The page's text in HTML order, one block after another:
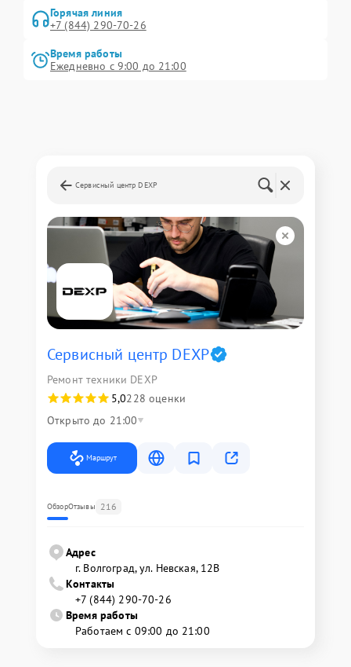
Горячая линия
+7 (844) 290-70-26
Время работы
Ежедневно с 9:00 до 21:00
Сервисный центр DEXP
Сервисный центр DEXP
Ремонт техники DEXP
5,0228 оценки
Открыто до 21:00
Маршрут
ОбзорОтзывы 216
Адрес
г. Волгоград, ул. Невская, 12В
Контакты
+7 (844) 290-70-26
Время работы
Работаем с 09:00 до 21:00